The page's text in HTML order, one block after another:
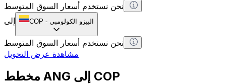
نحن نستخدم أسعار السوق المتوسط
إلى
COP - البيزو الكولومبي
نحن نستخدم أسعار السوق المتوسط
مشاهدة عرض التحويل
مخطط ANG إلى COP